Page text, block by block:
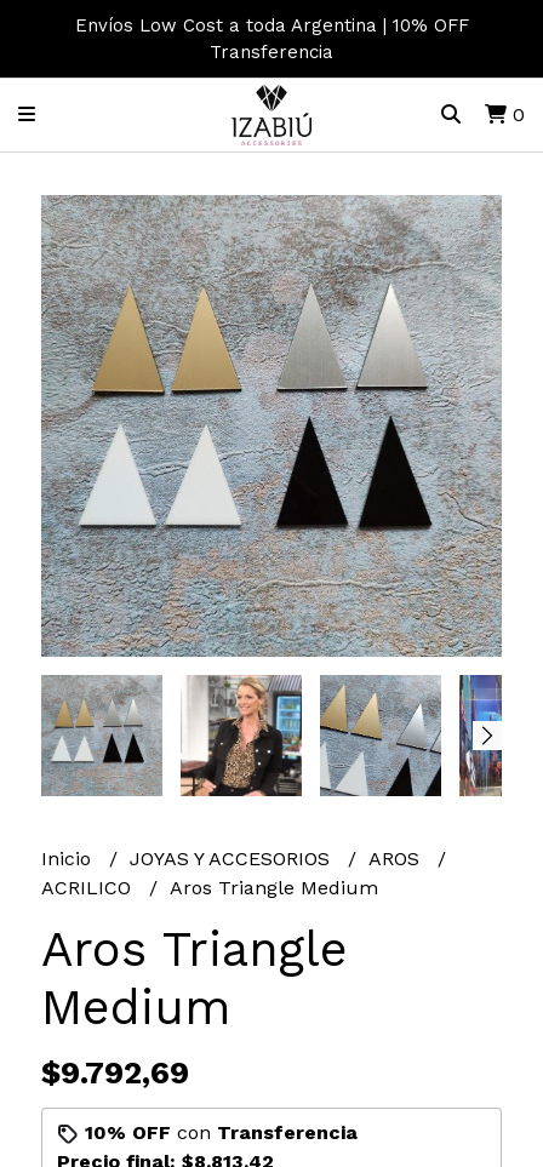
Envíos Low Cost a toda Argentina | 10% OFF
Transferencia
0
Inicio JOYAS Y ACCESORIOS
AROS
ACRILICO
Aros Triangle Medium
Aros Triangle
Medium
$9.792,69
10% OFF con Transferencia
Precio final: $8.813,42